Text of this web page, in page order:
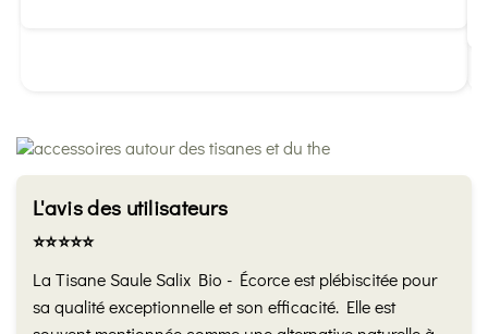
L'avis des utilisateurs
⭐️⭐️⭐️⭐️⭐️
La Tisane Saule Salix Bio - Écorce est plébiscitée pour
sa qualité exceptionnelle et son efficacité. Elle est